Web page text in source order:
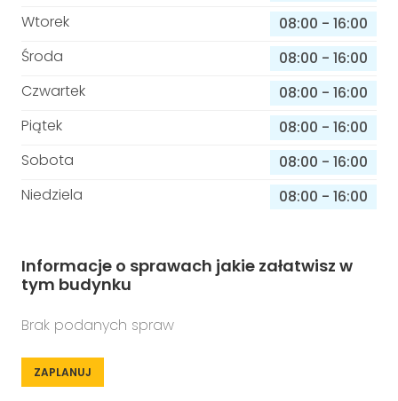
Wtorek
08:00 - 16:00
Środa
08:00 - 16:00
Czwartek
08:00 - 16:00
Piątek
08:00 - 16:00
Sobota
08:00 - 16:00
Niedziela
08:00 - 16:00
Informacje o sprawach jakie załatwisz w
tym budynku
Brak podanych spraw
ZAPLANUJ